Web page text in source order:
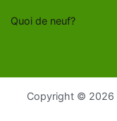
Quoi de neuf?
Copyright © 2026